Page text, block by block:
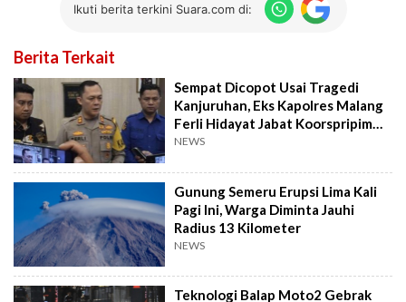
Ikuti berita terkini Suara.com di:
Berita Terkait
Sempat Dicopot Usai Tragedi
Kanjuruhan, Eks Kapolres Malang
Ferli Hidayat Jabat Koorspripim
Polri
NEWS
Gunung Semeru Erupsi Lima Kali
Pagi Ini, Warga Diminta Jauhi
Radius 13 Kilometer
NEWS
Teknologi Balap Moto2 Gebrak